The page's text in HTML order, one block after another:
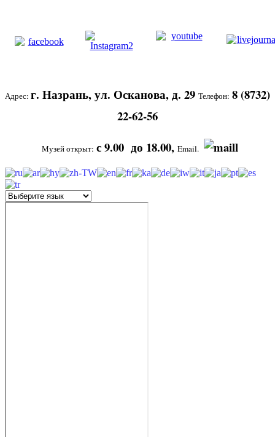
Адрес: г. Назрань, ул. Осканова, д. 29 Телефон: 8 (8732)
22-62-56
Музей открыт: с 9.00 до 18.00, Email.